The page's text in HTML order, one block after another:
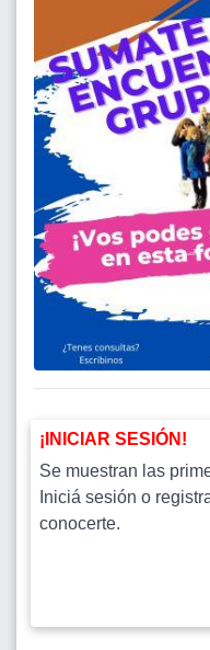
¡INICIAR SESIÓN!
Se muestran las
Iniciá sesión o
conocerte.